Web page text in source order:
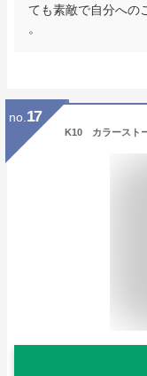
ても素敵で自分への
。
no. 17